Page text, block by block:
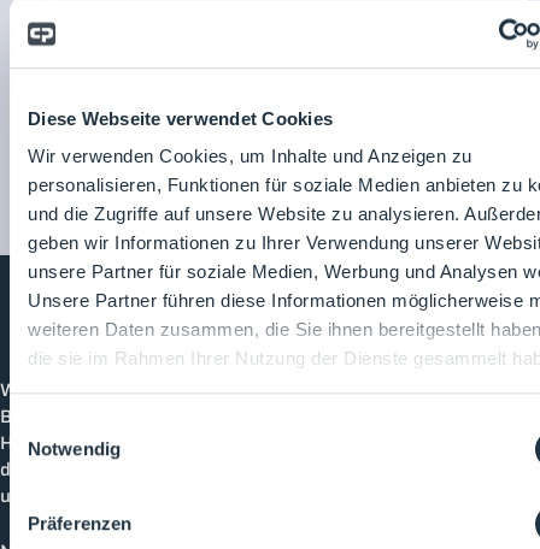
Diese Webseite verwendet Cookies
Wir verwenden Cookies, um Inhalte und Anzeigen zu
personalisieren, Funktionen für soziale Medien anbieten zu
und die Zugriffe auf unsere Website zu analysieren.
geben wir Informationen zu Ihrer Verwendung unserer
unsere Partner für soziale Medien, Werbung und Analysen
Unsere Partner führen diese Informationen möglicherweise
weiteren Daten zusammen, die Sie ihnen bereitgestellt
die sie im Rahmen Ihrer Nutzung der Dienste gesammelt
Einwilligungsauswahl
Notwendig
Präferenzen
Zurück zur Übersicht
Seite teilen:
CleanroomProcesses
Willkommen bei CleanroomProcesses, der
Branchenplattform für Reinraum und Prozesstechnik.
Hier bleibst du immer auf dem neuesten Stand, kannst
dich mit anderen verknüpfen und alle relevanten Themen
und Events der Branche entdecken.